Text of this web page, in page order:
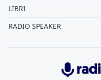
LIBRI
RADIO SPEAKER